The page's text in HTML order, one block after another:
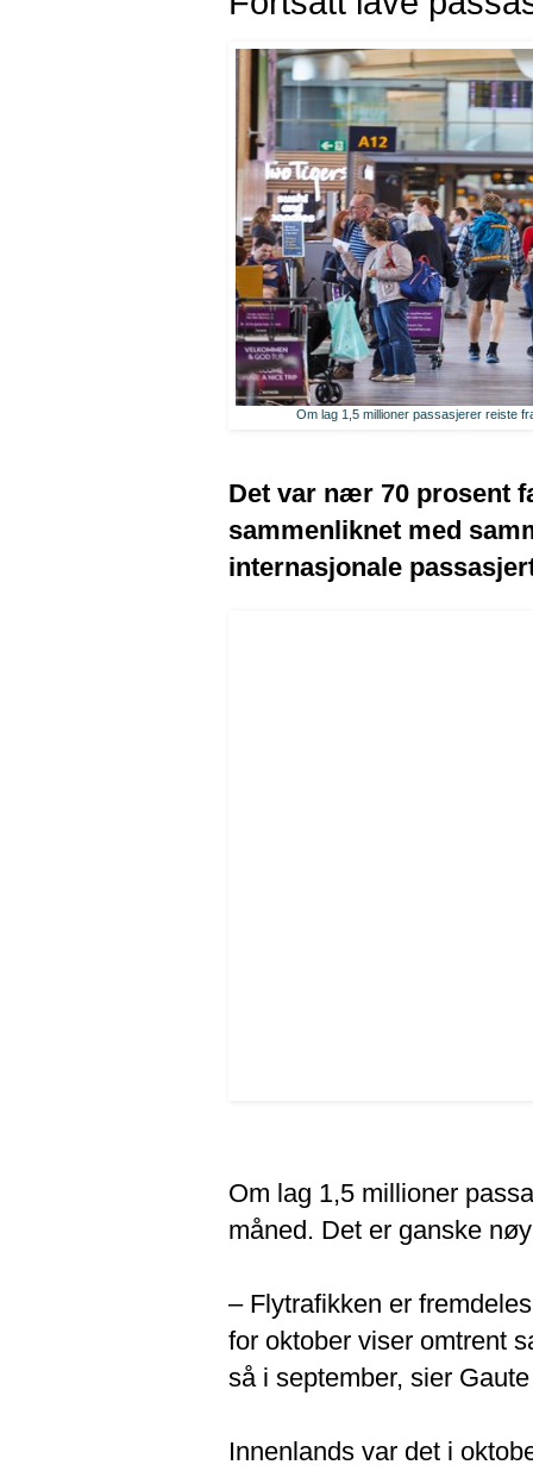
Om lag 1,5 millioner passasjerer reiste
Det var nær 70 prosent
sammenliknet med
internasjonale
Om lag 1,5 millioner
måned. Det er ganske
– Flytrafikken er
for oktober viser omtrent
så i september, sier
Innenlands var det i